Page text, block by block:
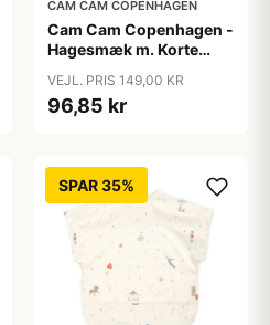
CAM CAM COPENHAGEN
Cam Cam Copenhagen -
Hagesmæk m. Korte
VEJL. PRIS 149,00 KR
96,85 kr
SPAR 35%